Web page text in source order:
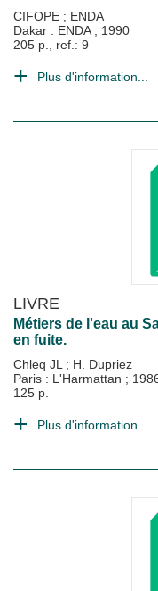
CIFOPE ; ENDA
Dakar : ENDA ; 1990
205 p., ref.: 9
Plus d'information...
LIVRE
Métiers de l'eau au
en fuite.
Chleq JL ; H. Dupriez
Paris : L'Harmattan ;
125 p.
Plus d'information...